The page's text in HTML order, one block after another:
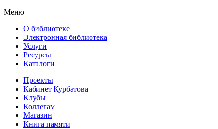
Меню
О библиотеке
Электронная библиотека
Услуги
Ресурсы
Каталоги
Проекты
Кабинет Курбатова
Клубы
Коллегам
Магазин
Книга памяти